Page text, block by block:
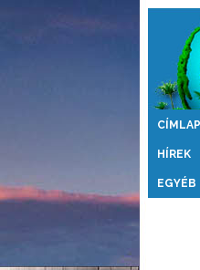
Érdekes
CÍMLAP
HÍREK
EGYÉB